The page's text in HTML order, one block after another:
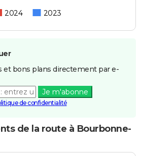
2024 2023
et bons plans directement par e-
Je m'abonne
de confidentialité
de la route à Bourbonne-